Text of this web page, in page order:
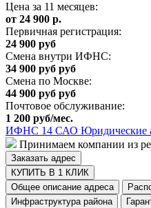
Цена за 11 месяцев:
от 24 900 р.
Первичная регистрация:
24 900 руб
Смена внутри ИФНС:
34 900 руб руб
Смена по Москве:
44 900 руб руб
Почтовое обслуживание:
1 200 руб/мес.
ИФНС 14 САО Юридические
Принимаем компании из
Заказать адрес
КУПИТЬ В 1 КЛИК
Общее описание адреса
Инфраструктура района